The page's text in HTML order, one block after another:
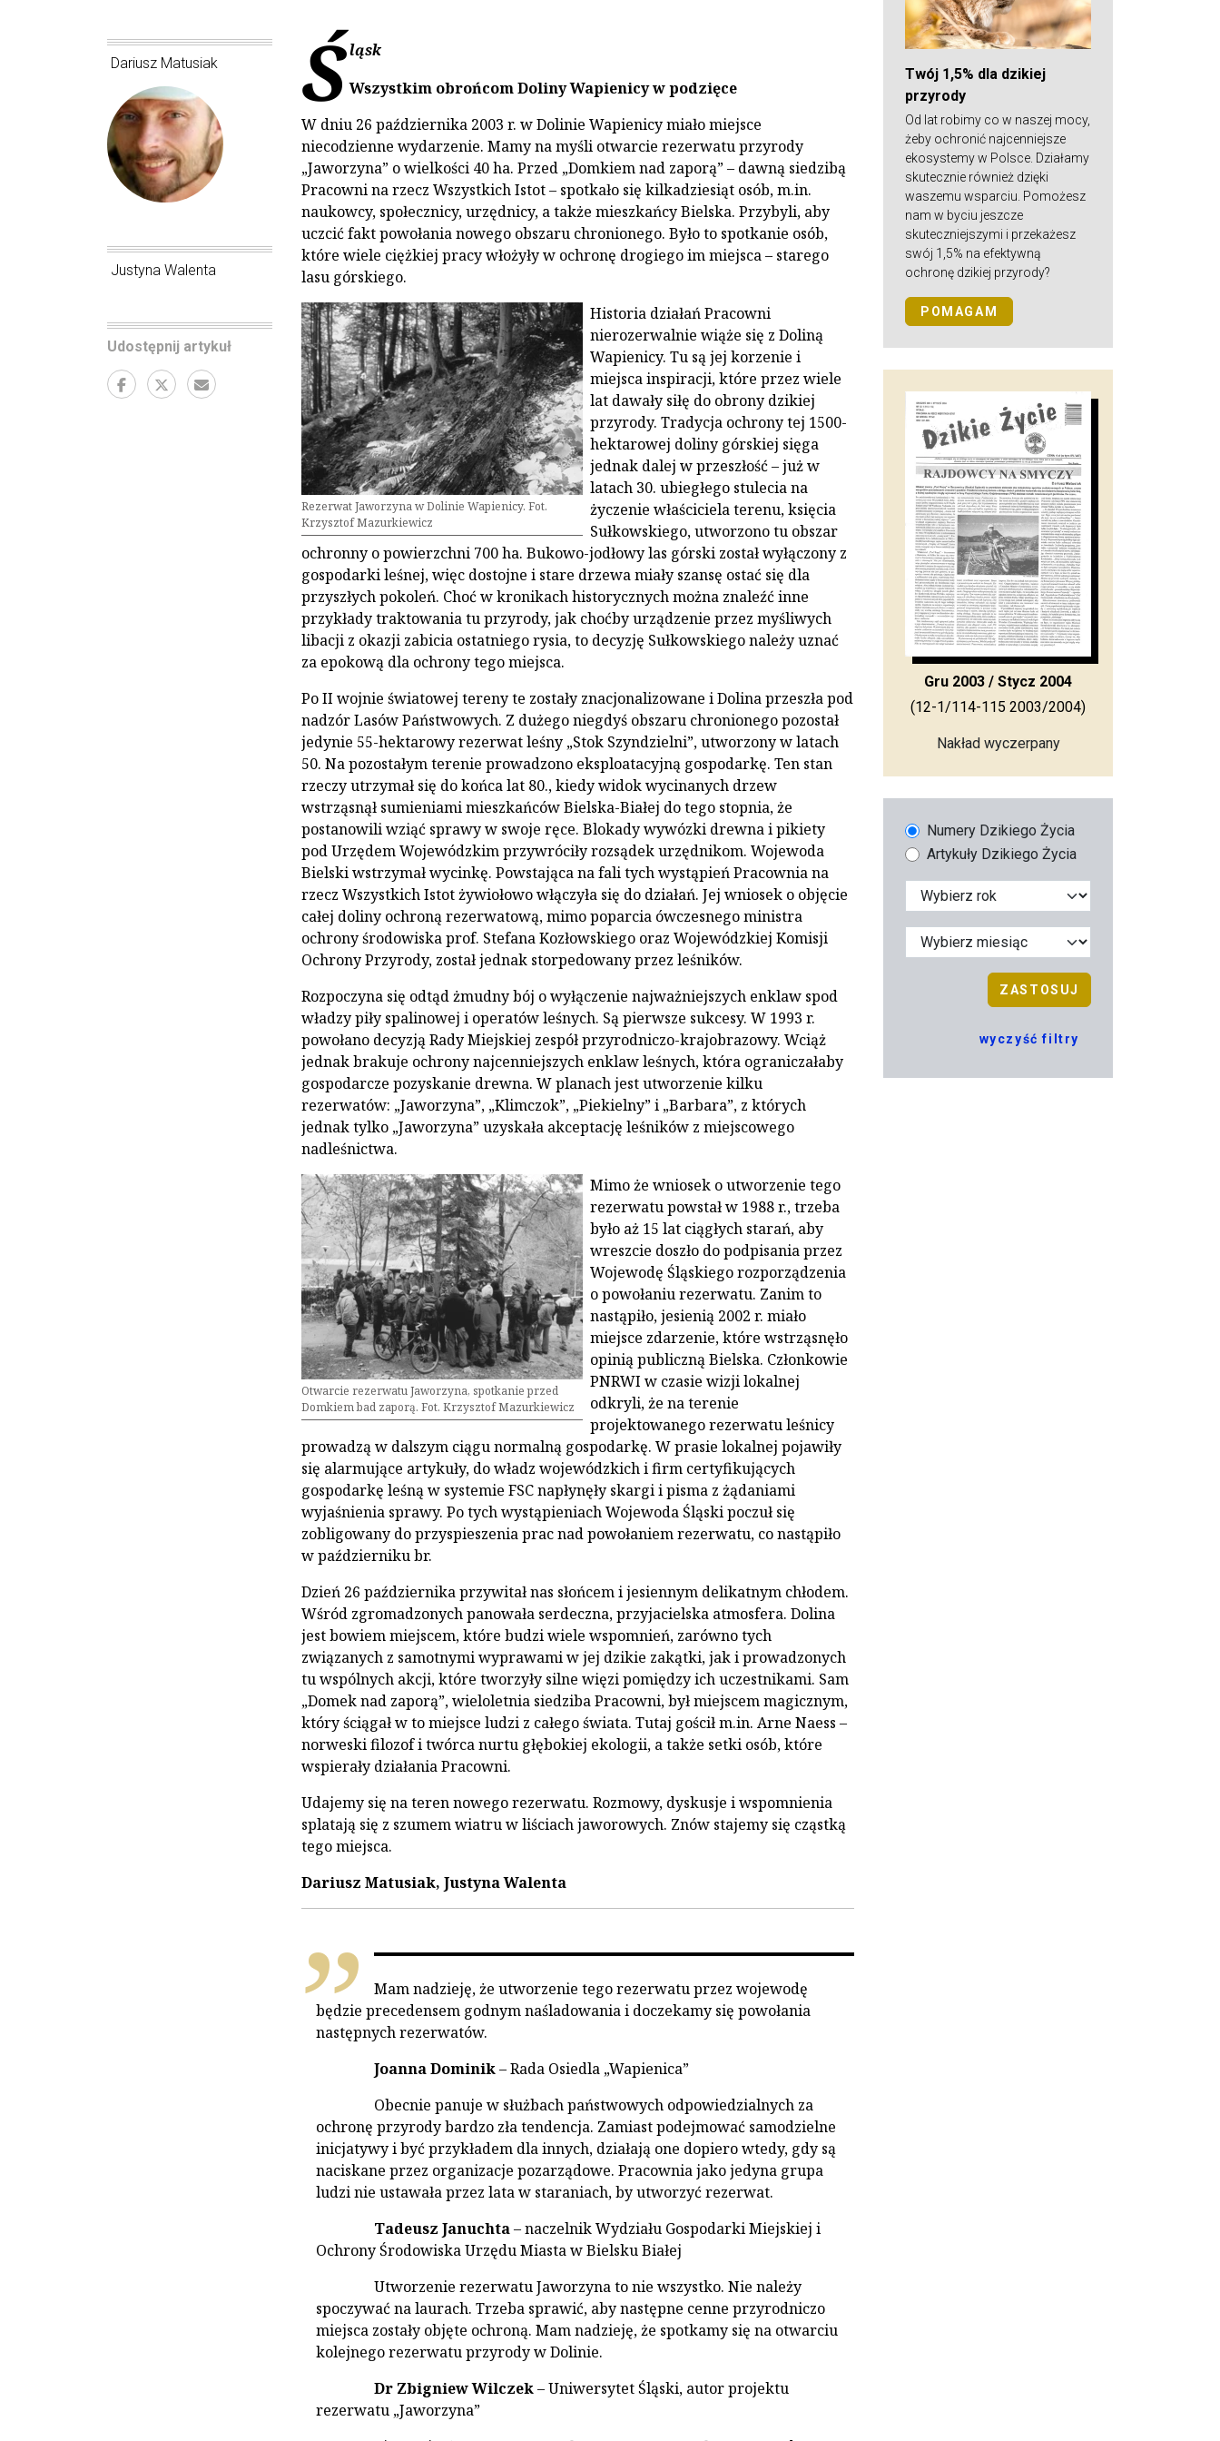
Dariusz Matusiak
Justyna Walenta
Udostępnij artykuł
Śląsk
Wszystkim obrońcom Doliny Wapienicy w podzięce
W dniu 26 października 2003 r. w Dolinie Wapienicy miało miejsce
niecodzienne wydarzenie. Mamy na myśli otwarcie rezerwatu przyrody
„Jaworzyna” o wielkości 40 ha. Przed „Domkiem nad zaporą” – dawną siedzibą
Pracowni na rzecz Wszystkich Istot – spotkało się kilkadziesiąt osób, m.in.
naukowcy, społecznicy, urzędnicy, a także mieszkańcy Bielska. Przybyli, aby
uczcić fakt powołania nowego obszaru chronionego. Było to spotkanie osób,
które wiele ciężkiej pracy włożyły w ochronę drogiego im miejsca – starego
lasu górskiego.
Rezerwat Jaworzyna w Dolinie Wapienicy. Fot.
Krzysztof Mazurkiewicz
Historia działań Pracowni
nierozerwalnie wiąże się z Doliną
Wapienicy. Tu są jej korzenie i
miejsca inspiracji, które przez wiele
lat dawały siłę do obrony dzikiej
przyrody. Tradycja ochrony tej 1500-
hektarowej doliny górskiej sięga
jednak dalej w przeszłość – już w
latach 30. ubiegłego stulecia na
życzenie właściciela terenu, księcia
Sułkowskiego, utworzono tu obszar
ochronny o powierzchni 700 ha. Bukowo-jodłowy las górski został wyłączony z
gospodarki leśnej, więc dostojne i stare drzewa miały szansę ostać się dla
przyszłych pokoleń. Choć w kronikach historycznych można znaleźć inne
przykłady traktowania tu przyrody, jak choćby urządzenie przez myśliwych
libacji z okazji zabicia ostatniego rysia, to decyzję Sułkowskiego należy uznać
za epokową dla ochrony tego miejsca.
Po II wojnie światowej tereny te zostały znacjonalizowane i Dolina przeszła pod
nadzór Lasów Państwowych. Z dużego niegdyś obszaru chronionego pozostał
jedynie 55-hektarowy rezerwat leśny „Stok Szyndzielni”, utworzony w latach
50. Na pozostałym terenie prowadzono eksploatacyjną gospodarkę. Ten stan
rzeczy utrzymał się do końca lat 80., kiedy widok wycinanych drzew
wstrząsnął sumieniami mieszkańców Bielska-Białej do tego stopnia, że
postanowili wziąć sprawy w swoje ręce. Blokady wywózki drewna i pikiety
pod Urzędem Wojewódzkim przywróciły rozsądek urzędnikom. Wojewoda
Bielski wstrzymał wycinkę. Powstająca na fali tych wystąpień Pracownia na
rzecz Wszystkich Istot żywiołowo włączyła się do działań. Jej wniosek o objęcie
całej doliny ochroną rezerwatową, mimo poparcia ówczesnego ministra
ochrony środowiska prof. Stefana Kozłowskiego oraz Wojewódzkiej Komisji
Ochrony Przyrody, został jednak storpedowany przez leśników.
Rozpoczyna się odtąd żmudny bój o wyłączenie najważniejszych enklaw spod
władzy piły spalinowej i operatów leśnych. Są pierwsze sukcesy. W 1993 r.
powołano decyzją Rady Miejskiej zespół przyrodniczo-krajobrazowy. Wciąż
jednak brakuje ochrony najcenniejszych enklaw leśnych, która ograniczałaby
gospodarcze pozyskanie drewna. W planach jest utworzenie kilku
rezerwatów: „Jaworzyna”, „Klimczok”, „Piekielny” i „Barbara”, z których
jednak tylko „Jaworzyna” uzyskała akceptację leśników z miejscowego
nadleśnictwa.
Otwarcie rezerwatu Jaworzyna, spotkanie przed
Domkiem bad zaporą. Fot. Krzysztof Mazurkiewicz
Mimo że wniosek o utworzenie tego
rezerwatu powstał w 1988 r., trzeba
było aż 15 lat ciągłych starań, aby
wreszcie doszło do podpisania przez
Wojewodę Śląskiego rozporządzenia
o powołaniu rezerwatu. Zanim to
nastąpiło, jesienią 2002 r. miało
miejsce zdarzenie, które wstrząsnęło
opinią publiczną Bielska. Członkowie
PNRWI w czasie wizji lokalnej
odkryli, że na terenie
projektowanego rezerwatu leśnicy
prowadzą w dalszym ciągu normalną gospodarkę. W prasie lokalnej pojawiły
się alarmujące artykuły, do władz wojewódzkich i firm certyfikujących
gospodarkę leśną w systemie FSC napłynęły skargi i pisma z żądaniami
wyjaśnienia sprawy. Po tych wystąpieniach Wojewoda Śląski poczuł się
zobligowany do przyspieszenia prac nad powołaniem rezerwatu, co nastąpiło
w październiku br.
Dzień 26 października przywitał nas słońcem i jesiennym delikatnym chłodem.
Wśród zgromadzonych panowała serdeczna, przyjacielska atmosfera. Dolina
jest bowiem miejscem, które budzi wiele wspomnień, zarówno tych
związanych z samotnymi wyprawami w jej dzikie zakątki, jak i prowadzonych
tu wspólnych akcji, które tworzyły silne więzi pomiędzy ich uczestnikami. Sam
„Domek nad zaporą”, wieloletnia siedziba Pracowni, był miejscem magicznym,
który ściągał w to miejsce ludzi z całego świata. Tutaj gościł m.in. Arne Naess –
norweski filozof i twórca nurtu głębokiej ekologii, a także setki osób, które
wspierały działania Pracowni.
Udajemy się na teren nowego rezerwatu. Rozmowy, dyskusje i wspomnienia
splatają się z szumem wiatru w liściach jaworowych. Znów stajemy się cząstką
tego miejsca.
Dariusz Matusiak, Justyna Walenta
Mam nadzieję, że utworzenie tego rezerwatu przez wojewodę
będzie precedensem godnym naśladowania i doczekamy się powołania
następnych rezerwatów.
Joanna Dominik– Rada Osiedla „Wapienica”
Obecnie panuje w służbach państwowych odpowiedzialnych za
ochronę przyrody bardzo zła tendencja. Zamiast podejmować samodzielne
inicjatywy i być przykładem dla innych, działają one dopiero wtedy, gdy są
naciskane przez organizacje pozarządowe. Pracownia jako jedyna grupa
ludzi nie ustawała przez lata w staraniach, by utworzyć rezerwat.
Tadeusz Januchta– naczelnik Wydziału Gospodarki Miejskiej i
Ochrony Środowiska Urzędu Miasta w Bielsku Białej
Utworzenie rezerwatu Jaworzyna to nie wszystko. Nie należy
spoczywać na laurach. Trzeba sprawić, aby następne cenne przyrodniczo
miejsca zostały objęte ochroną. Mam nadzieję, że spotkamy się na otwarciu
kolejnego rezerwatu przyrody w Dolinie.
Dr Zbigniew Wilczek– Uniwersytet Śląski, autor projektu
rezerwatu „Jaworzyna”
Twój 1,5% dla dzikiej
przyrody
Od lat robimy co w naszej mocy,
żeby ochronić najcenniejsze
ekosystemy w Polsce. Działamy
skutecznie również dzięki
waszemu wsparciu. Pomożesz
nam w byciu jeszcze
skuteczniejszymi i przekażesz
swój 1,5% na efektywną
ochronę dzikiej przyrody?
POMAGAM
Gru 2003 / Stycz 2004
(12-1/114-115 2003/2004)
Nakład wyczerpany
Numery Dzikiego Życia
Artykuły Dzikiego Życia
ZASTOSUJ
wyczyść filtry